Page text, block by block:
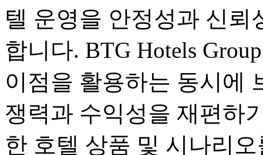
텔 운영을 안정성과 신
합니다. BTG Hotels
이점을 활용하는 동시에
쟁력과 수익성을 재편하
한 호텔 상품 및 시나리